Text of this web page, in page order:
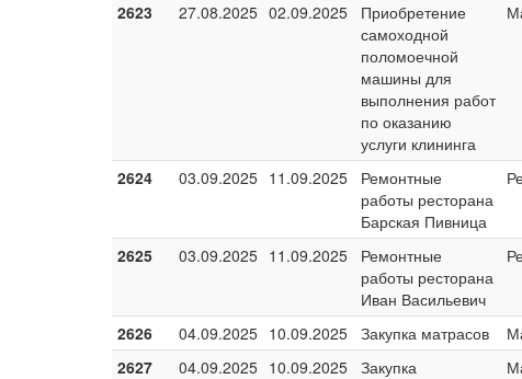
2623 27.08.2025 02.09.2025
Приобретение
самоходной
поломоечной
машины для
выполнения работ
по оказанию
услуги клининга
2624 03.09.2025 11.09.2025
Ремонтные
работы ресторана
Барская Пивница
2625 03.09.2025 11.09.2025
Ремонтные
работы ресторана
Иван Васильевич
2626 04.09.2025 10.09.2025 Закупка матрасов
2627
04.09.2025 10.09.2025 Закупка